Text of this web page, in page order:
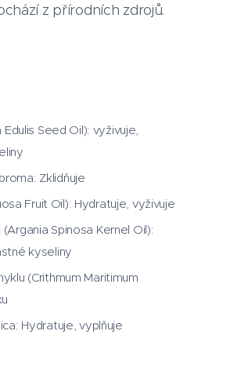
z přírodních zdrojů.
Seed Oil): vyživuje,
Zklidňuje
Fruit Oil): Hydratuje, vyživuje
Spinosa Kernel Oil):
kyseliny
(Crithmum Maritimum
Hydratuje, vyplňuje